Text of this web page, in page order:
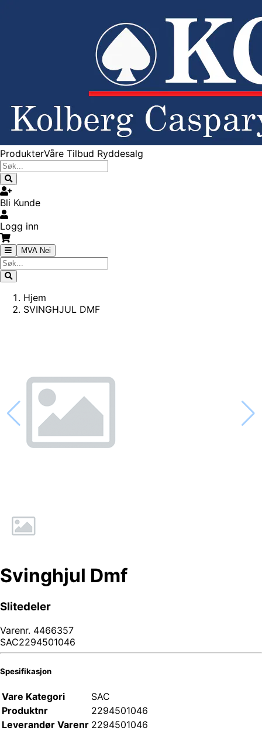
ProdukterVåre Tilbud Ryddesalg
Bli Kunde
Logg inn
MVA Nei
Hjem
SVINGHJUL DMF
Svinghjul Dmf
Slitedeler
Varenr. 4466357
SAC2294501046
Spesifikasjon
Vare Kategori
SAC
Produktnr
2294501046
Leverandør Varenr 2294501046